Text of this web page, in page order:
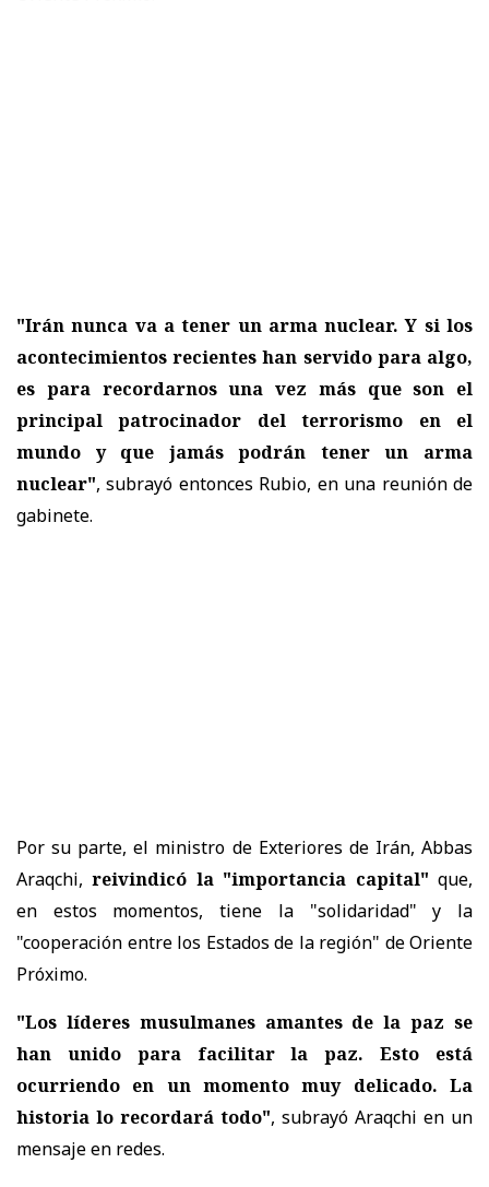
"Irán nunca va a tener un arma nuclear. Y si los
acontecimientos recientes han servido para algo,
es para recordarnos una vez más que son el
principal patrocinador del terrorismo en el
mundo y que jamás podrán tener un arma
nuclear", subrayó entonces Rubio, en una reunión de
gabinete.
Por su parte, el ministro de Exteriores de Irán, Abbas
Araqchi,reivindicó la "importancia capital" que,
en estos momentos, tiene la "solidaridad" y la
"cooperación entre los Estados de la región" de Oriente
Próximo.
"Los líderes musulmanes amantes de la paz se
han unido para facilitar la paz. Esto está
ocurriendo en un momento muy delicado. La
historia lo recordará todo", subrayó Araqchi en un
mensaje en redes.